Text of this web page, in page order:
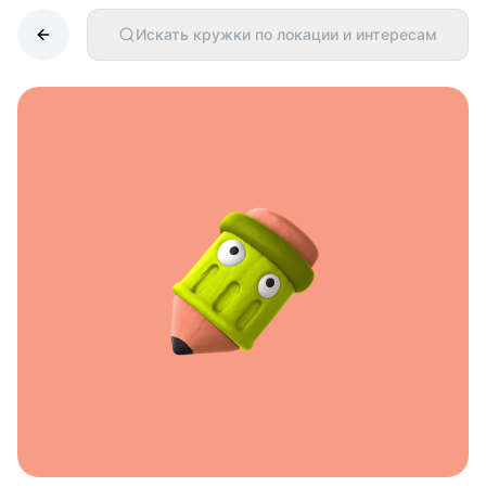
Искать кружки по локации и интересам